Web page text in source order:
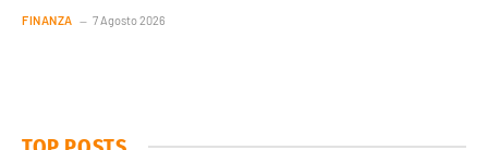
FINANZA 7 Agosto 2026